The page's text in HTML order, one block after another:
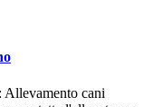
cani